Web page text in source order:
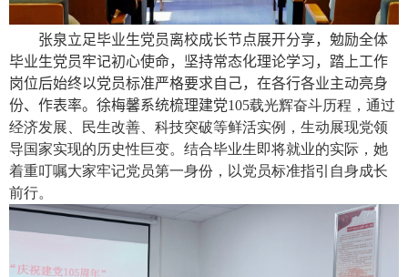
张泉立足毕业生党员离校成长节点展开分享，勉励全体
毕业生党员牢记初心使命，坚持常态化理论学习，踏上工作
岗位后始终以党员标准严格要求自己，在各行各业主动亮身
份、作表率。 徐梅馨系统梳理建党105载光辉奋斗历程，通过
经济发展、民生改善、科技突破等鲜活实例，生动展现党领
导国家实现的历史性巨变。结合毕业生即将就业的实际，她
着重叮嘱大家牢记党员第一身份，以党员标准指引自身成长
前行。